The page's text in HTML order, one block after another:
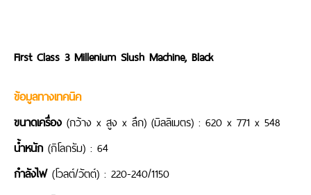
First Class 3 Millenium Slush Machine, Black
ข้อมูลทางเทคนิค
ขนาดเครื่อง (กว้าง x สูง x ลึก) (มิลลิเมตร) : 620 x 771 x 548
น้ำหนัก(กิโลกรัม) : 64
กำลังไฟ(โวลต์/วัตต์) : 220-240/1150